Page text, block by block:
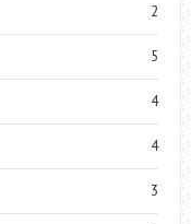
2
5
4
4
3